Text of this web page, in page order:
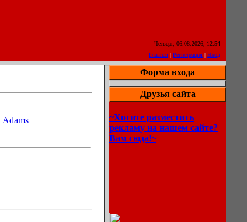
Четверг, 06.08.2026, 12:54
Главная | Регистрация | Вход
Adams
Форма входа
Друзья сайта
~Хотите разместить
рекламу на нашем сайте?
Вам сюда!~